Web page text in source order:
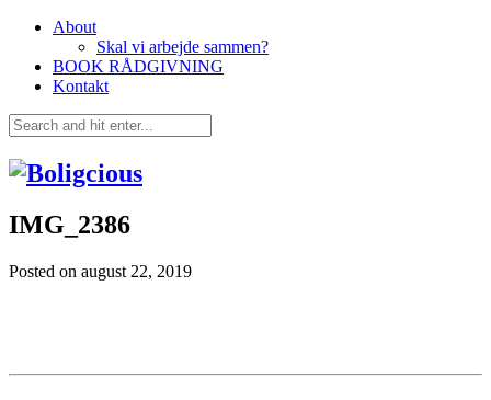
About
Skal vi arbejde sammen?
BOOK RÅDGIVNING
Kontakt
IMG_2386
Posted on august 22, 2019